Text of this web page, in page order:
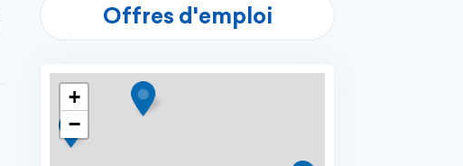
Offres d'emploi
+
−